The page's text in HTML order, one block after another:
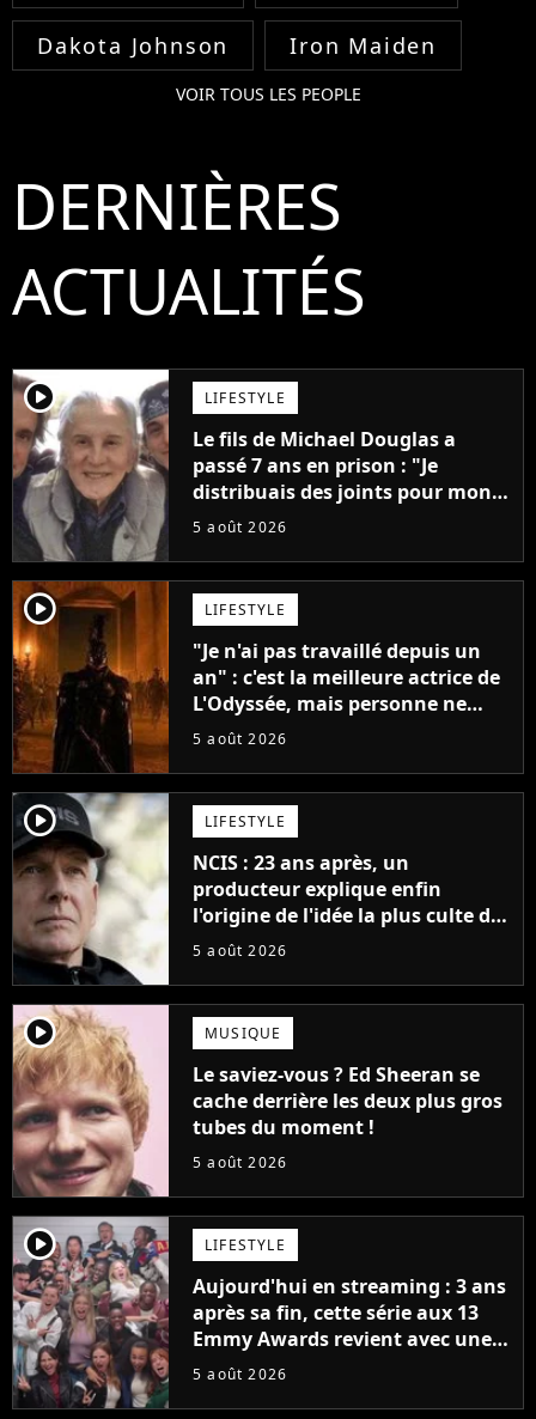
Dakota Johnson Iron Maiden
VOIR TOUS LES PEOPLE
DERNIÈRES
ACTUALITÉS
player2 LIFESTYLE
Le fils de Michael Douglas a
passé 7 ans en prison : "Je
distribuais des joints pour mon
père"
5 août 2026
player2 LIFESTYLE
"Je n'ai pas travaillé depuis un
an" : c'est la meilleure actrice de
L'Odyssée, mais personne ne
veut lui donner de rôle au
5 août 2026
player2 LIFESTYLE
NCIS : 23 ans après, un
producteur explique enfin
l'origine de l'idée la plus culte de
la série (et on ne parle pas du
5 août 2026
player2 MUSIQUE
Le saviez-vous ? Ed Sheeran se
cache derrière les deux plus gros
tubes du moment !
5 août 2026
player2 LIFESTYLE
Aujourd'hui en streaming : 3 ans
après sa fin, cette série aux 13
Emmy Awards revient avec une
suite... totalement différente
5 août 2026